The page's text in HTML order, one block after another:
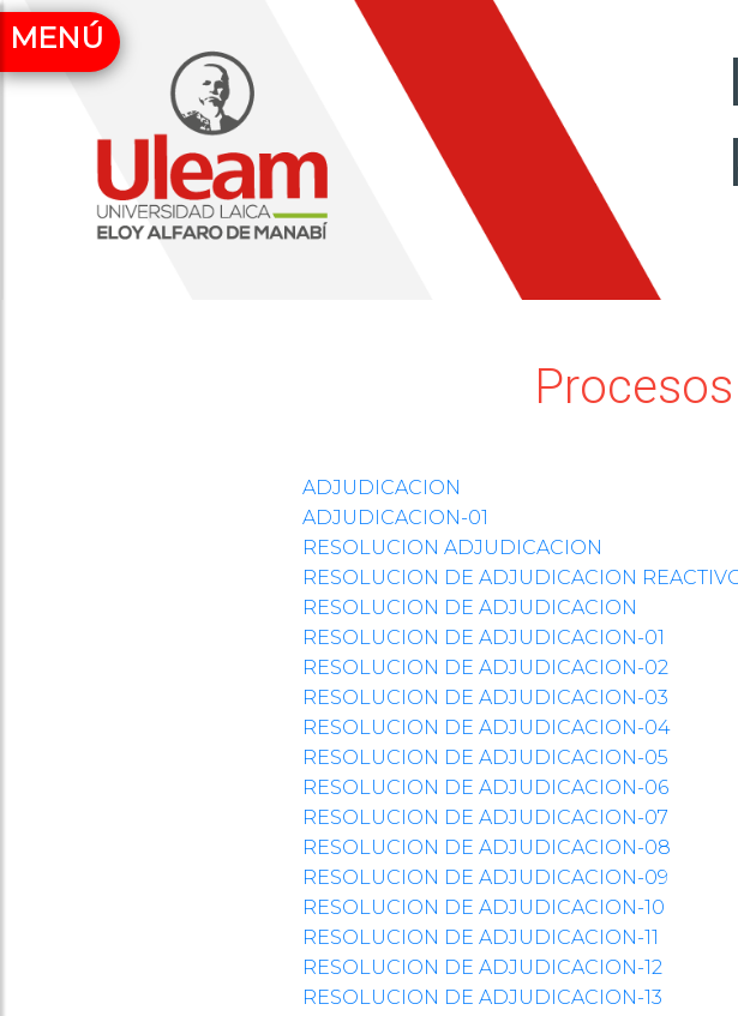
MENÚ
ADJUDICACION
ADJUDICACION-01
RESOLUCION ADJUDICACION
RESOLUCION DE ADJUDICACION
RESOLUCION DE ADJUDICACION
RESOLUCION DE ADJUDICACION-01
RESOLUCION DE ADJUDICACION-02
RESOLUCION DE ADJUDICACION-03
RESOLUCION DE ADJUDICACION-04
RESOLUCION DE ADJUDICACION-05
RESOLUCION DE ADJUDICACION-06
RESOLUCION DE ADJUDICACION-07
RESOLUCION DE ADJUDICACION-08
RESOLUCION DE ADJUDICACION-09
RESOLUCION DE ADJUDICACION-10
RESOLUCION DE ADJUDICACION-11
RESOLUCION DE ADJUDICACION-12
RESOLUCION DE ADJUDICACION-13